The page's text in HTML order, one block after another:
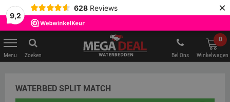
9,2
628 Reviews ×
Zoeken Bel Ons
0
Winkelwagen
WATERBED SPLIT MATCH